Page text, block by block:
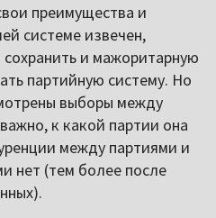
преимущества и
системе извечен,
и мажоритарную
партийную систему. Но
выборы между
к какой партии она
между партиями и
нет (тем более после